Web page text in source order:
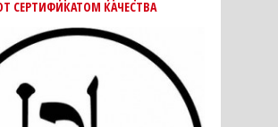
СЕРТИФИКАТОМ КАЧЕСТВА